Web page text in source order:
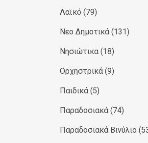
Λαϊκό (79)
Νεο Δημοτικά (131)
Νησιώτικα (18)
Ορχηστρικά (9)
Παιδικά (5)
Παραδοσιακά (74)
Παραδοσιακά Βινύλιο